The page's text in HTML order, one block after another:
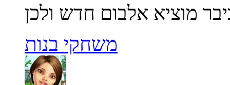
משחקי בנות